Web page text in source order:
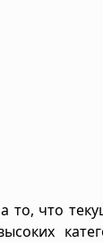
то, что